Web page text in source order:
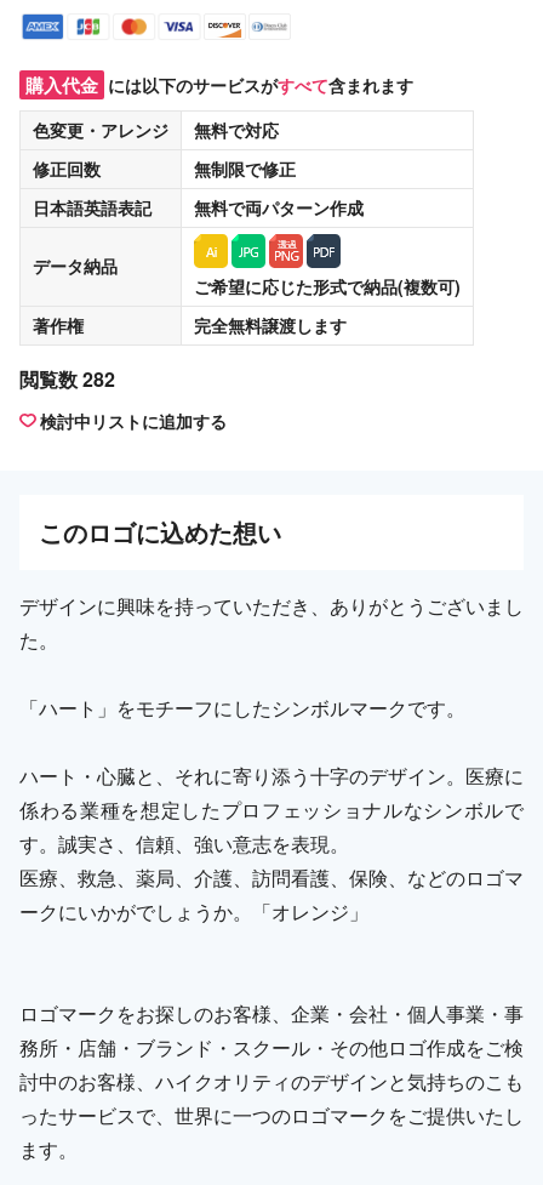
購入代金 には以下のサービスがすべて含まれます
色変更・アレンジ
無料で対応
修正回数
無制限で修正
日本語英語表記
無料で両パターン作成
データ納品
ご希望に応じた形式で納品(複数可)
著作権
完全無料譲渡します
閲覧数 282
検討中リストに追加する
このロゴに込めた想い
デザインに興味を持っていただき、ありがとうございまし
た。
「ハート」をモチーフにしたシンボルマークです。
ハート・心臓と、それに寄り添う十字のデザイン。医療に
係わる業種を想定したプロフェッショナルなシンボルで
す。誠実さ、信頼、強い意志を表現。
医療、救急、薬局、介護、訪問看護、保険、などのロゴマ
ークにいかがでしょうか。「オレンジ」
ロゴマークをお探しのお客様、企業・会社・個人事業・事
務所・店舗・ブランド・スクール・その他ロゴ作成をご検
討中のお客様、ハイクオリティのデザインと気持ちのこも
ったサービスで、世界に一つのロゴマークをご提供いたし
ます。